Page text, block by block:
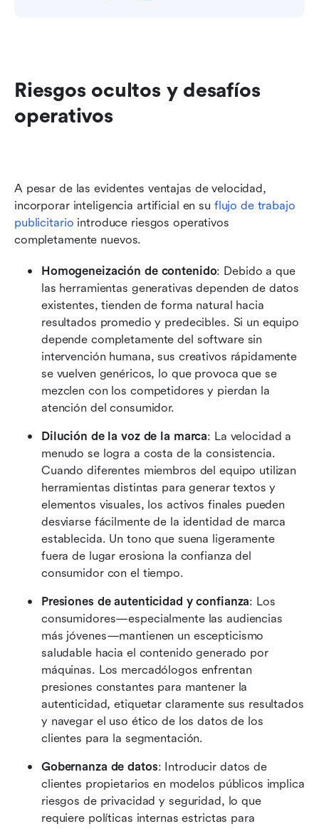
Riesgos ocultos y desafíos
operativos
A pesar de las evidentes ventajas de velocidad,
incorporar inteligencia artificial en su flujo de trabajo
publicitario introduce riesgos operativos
completamente nuevos.
Homogeneización de contenido: Debido a que
las herramientas generativas dependen de datos
existentes, tienden de forma natural hacia
resultados promedio y predecibles. Si un equipo
depende completamente del software sin
intervención humana, sus creativos rápidamente
se vuelven genéricos, lo que provoca que se
mezclen con los competidores y pierdan la
atención del consumidor.
Dilución de la voz de la marca: La velocidad a
menudo se logra a costa de la consistencia.
Cuando diferentes miembros del equipo utilizan
herramientas distintas para generar textos y
elementos visuales, los activos finales pueden
desviarse fácilmente de la identidad de marca
establecida. Un tono que suena ligeramente
fuera de lugar erosiona la confianza del
consumidor con el tiempo.
Presiones de autenticidad y confianza: Los
consumidores—especialmente las audiencias
más jóvenes—mantienen un escepticismo
saludable hacia el contenido generado por
máquinas. Los mercadólogos enfrentan
presiones constantes para mantener la
autenticidad, etiquetar claramente sus resultados
y navegar el uso ético de los datos de los
clientes para la segmentación.
Gobernanza de datos: Introducir datos de
clientes propietarios en modelos públicos implica
riesgos de privacidad y seguridad, lo que
requiere políticas internas estrictas para